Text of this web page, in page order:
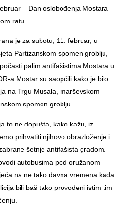
– Dan oslobođenja Mostara
ratu.
je za subotu, 11. februar, u
Partizanskom spomen groblju,
palim antifašistima Mostara u
a Mostar su saopćili kako je bilo
na Trgu Musala, marševskom
spomen groblju.
to ne dopušta, kako kažu, iz
prihvatiti njihovo obrazloženje i
šetnje antifašista gradom.
autobusima pod oružanom
na ne tako davna vremena kada
bili baš tako provođeni istim tim